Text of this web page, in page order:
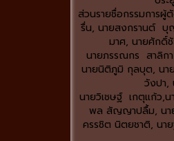
ส่วนรายชื่อกรรมการ
รื่น, นายสงกรานต์ บุ
มาศ, นายศักดิ์
นายภรรณกร สาลิก
นายนิติภูมิ กุลบุต, นา
วังปา
นายวิเชษฐ์ เกตุแก้ว,
พล สัญญาปลื้ม, นา
ครรชิต นิตยชาติ, นา